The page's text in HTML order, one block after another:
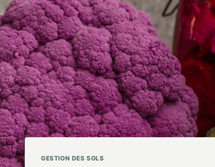
GESTION DES SOLS